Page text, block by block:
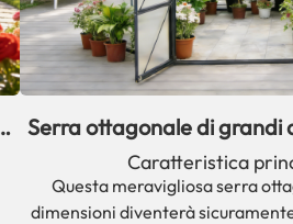
Serra ottagonale di grandi
serie SGOCT 66, 68
Caratteristica
Questa meravigliosa serra
dimensioni diventerà